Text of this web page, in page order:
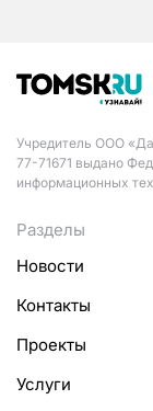
Учредитель ООО
77-71671 выдано
информационных
Разделы
Новости
Контакты
Проекты
Услуги